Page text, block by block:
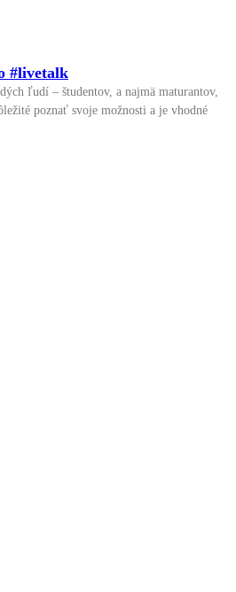
#livetalk
ľudí – študentov, a najmä maturantov,
poznať svoje možnosti a je vhodné